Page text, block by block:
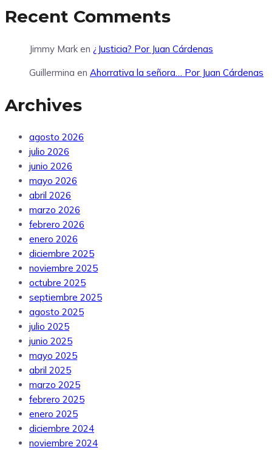
Recent Comments
Jimmy Mark en ¿Justicia? Por Juan Cárdenas
Guillermina en Ahorrativa la señora… Por Juan Cárdenas
Archives
agosto 2026
julio 2026
junio 2026
mayo 2026
abril 2026
marzo 2026
febrero 2026
enero 2026
diciembre 2025
noviembre 2025
octubre 2025
septiembre 2025
agosto 2025
julio 2025
junio 2025
mayo 2025
abril 2025
marzo 2025
febrero 2025
enero 2025
diciembre 2024
noviembre 2024